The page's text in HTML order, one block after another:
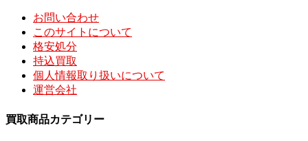
お問い合わせ
このサイトについて
格安処分
持込買取
個人情報取り扱いについて
運営会社
買取商品カテゴリー